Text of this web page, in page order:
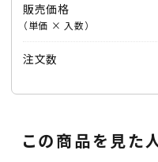
販売価格
（単価 × 入数）
注文数
この商品を見た